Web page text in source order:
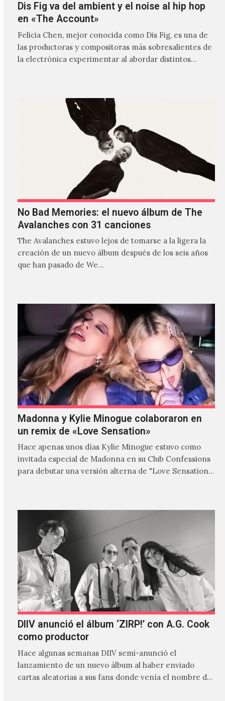
Dis Fig va del ambient y el noise al hip hop
en «The Account»
Felicia Chen, mejor conocida como Dis Fig, es una de
las productoras y compositoras más sobresalientes de
la electrónica experimentar al abordar distintos
No Bad Memories: el nuevo álbum de The
Avalanches con 31 canciones
The Avalanches estuvo lejos de tomarse a la ligera la
creación de un nuevo álbum después de los seis años
que han pasado de We…
Madonna y Kylie Minogue colaboraron en
un remix de «Love Sensation»
Hace apenas unos días Kylie Minogue estuvo como
invitada especial de Madonna en su Club Confessions
para debutar una versión alterna de "Love Sensation",
DIIV anunció el álbum ‘ZIRP!’ con A.G. Cook
como productor
Hace algunas semanas DIIV semi-anunció el
lanzamiento de un nuevo álbum al haber enviado
cartas aleatorias a sus fans donde venía el nombre de